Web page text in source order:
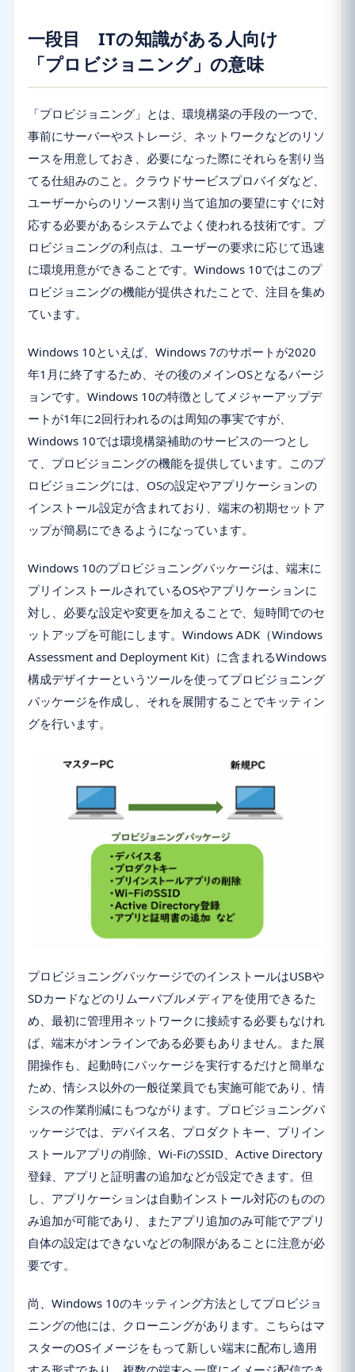
一段目 ITの知識がある人向け
「プロビジョニング」の意味
「プロビジョニング」とは、環境構築の手段の一つで、
事前にサーバーやストレージ、ネットワークなどのリソ
ースを用意しておき、必要になった際にそれらを割り当
てる仕組みのこと。クラウドサービスプロバイダなど、
ユーザーからのリソース割り当て追加の要望にすぐに対
応する必要があるシステムでよく使われる技術です。プ
ロビジョニングの利点は、ユーザーの要求に応じて迅速
に環境用意ができることです。Windows 10ではこのプ
ロビジョニングの機能が提供されたことで、注目を集め
ています。
Windows 10といえば、Windows 7のサポートが2020
年1月に終了するため、その後のメインOSとなるバージ
ョンです。Windows 10の特徴としてメジャーアップデ
ートが1年に2回行われるのは周知の事実ですが、
Windows 10では環境構築補助のサービスの一つとし
て、プロビジョニングの機能を提供しています。このプ
ロビジョニングには、OSの設定やアプリケーションの
インストール設定が含まれており、端末の初期セットア
ップが簡易にできるようになっています。
Windows 10のプロビジョニングパッケージは、端末に
プリインストールされているOSやアプリケーションに
対し、必要な設定や変更を加えることで、短時間でのセ
ットアップを可能にします。Windows ADK（Windows
Assessment and Deployment Kit）に含まれるWindows
構成デザイナーというツールを使ってプロビジョニング
パッケージを作成し、それを展開することでキッティン
グを行います。
プロビジョニングパッケージでのインストールはUSBや
SDカードなどのリムーバブルメディアを使用できるた
め、最初に管理用ネットワークに接続する必要もなけれ
ば、端末がオンラインである必要もありません。また展
開操作も、起動時にパッケージを実行するだけと簡単な
ため、情シス以外の一般従業員でも実施可能であり、情
シスの作業削減にもつながります。プロビジョニングパ
ッケージでは、デバイス名、プロダクトキー、プリイン
ストールアプリの削除、Wi-FiのSSID、Active Directory
登録、アプリと証明書の追加などが設定できます。但
し、アプリケーションは自動インストール対応のものの
み追加が可能であり、またアプリ追加のみ可能でアプリ
自体の設定はできないなどの制限があることに注意が必
要です。
尚、Windows 10のキッティング方法としてプロビジョ
ニングの他には、クローニングがあります。こちらはマ
スターのOSイメージをもって新しい端末に配布し適用